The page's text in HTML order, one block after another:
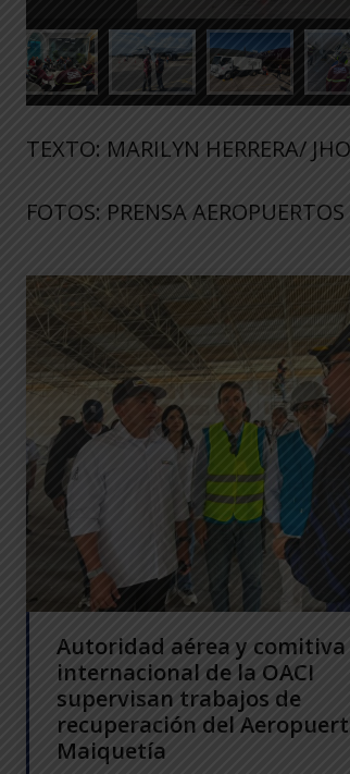
TEXTO: MARILYN HERRERA/
FOTOS: PRENSA
Autoridad aérea y comitiva
internacional de la OACI
supervisan trabajos de
recuperación del
Maiquetía